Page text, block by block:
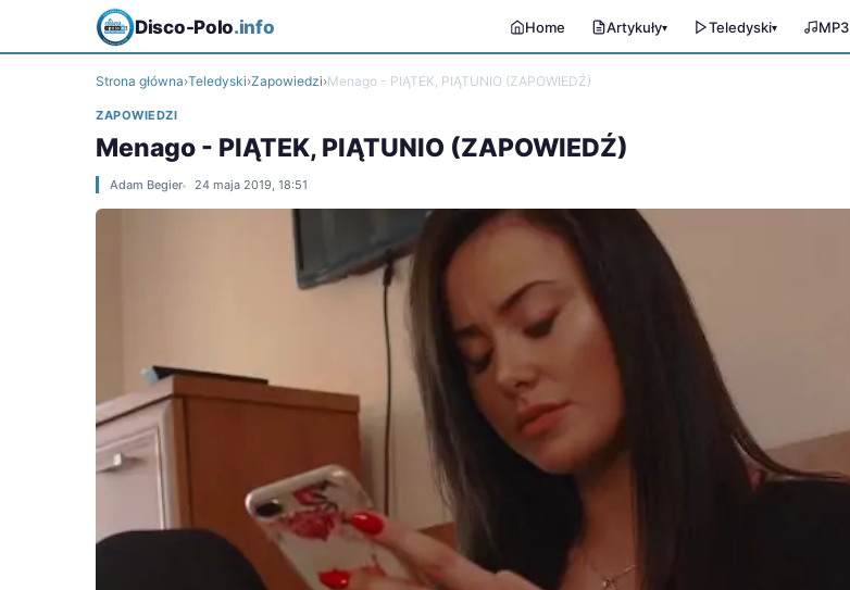
Disco-Polo.info Home Artykuły▾ Teledyski▾ MP3
Strona główna›Teledyski›Zapowiedzi›Menago - PIĄTEK, PIĄTUNIO (ZAPOWIEDŹ)
ZAPOWIEDZI
Menago - PIĄTEK, PIĄTUNIO (ZAPOWIEDŹ)
Adam Begier 24 maja 2019, 18:51